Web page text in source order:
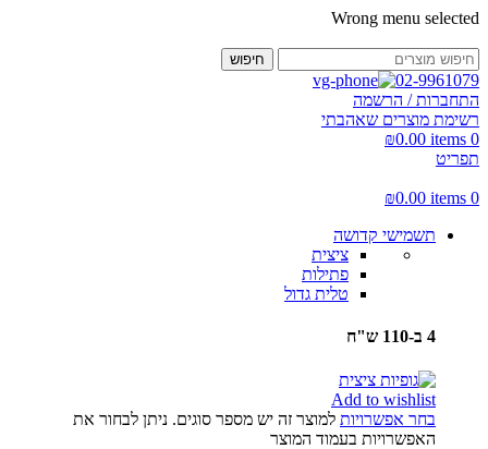
Wrong menu selected
חיפוש
02-9961079
התחברות / הרשמה
רשימת מוצרים שאהבתי
0
items
₪0.00
תפריט
0
items
₪0.00
תשמישי קדושה
ציצית
פתילות
טלית גדול
4 ב-110 ש"ח
Add to wishlist
בחר אפשרויות למוצר זה יש מספר סוגים. ניתן לבחור את
האפשרויות בעמוד המוצר